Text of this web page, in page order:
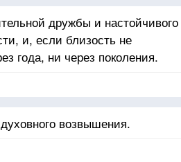
дружбы и настойчивого
и, если близость не
года, ни через поколения.
возвышения.